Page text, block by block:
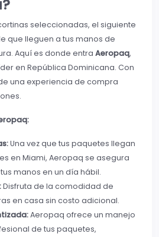
seleccionadas, el siguiente
que lleguen a tus manos de
Aquí es donde entra Aeropaq,
en República Dominicana. Con
una experiencia de compra
Una vez que tus paquetes llegan
en Miami, Aeropaq se asegura
manos en un día hábil.
Disfruta de la comodidad de
en casa sin costo adicional.
Aeropaq ofrece un manejo
de tus paquetes,